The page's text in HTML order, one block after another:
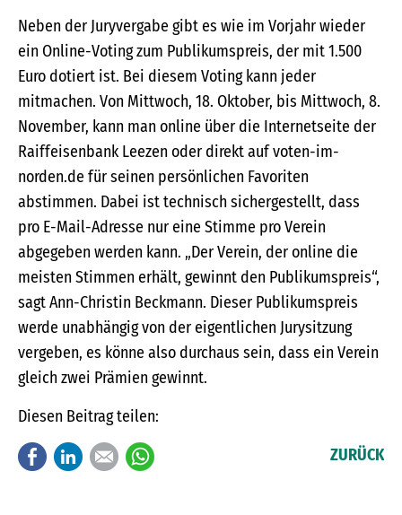
Neben der Juryvergabe gibt es wie im Vorjahr wieder
ein Online-Voting zum Publikumspreis, der mit 1.500
Euro dotiert ist. Bei diesem Voting kann jeder
mitmachen. Von Mittwoch, 18. Oktober, bis Mittwoch, 8.
November, kann man online über die Internetseite der
Raiffeisenbank Leezen oder direkt auf voten-im-
norden.de für seinen persönlichen Favoriten
abstimmen. Dabei ist technisch sichergestellt, dass
pro E-Mail-Adresse nur eine Stimme pro Verein
abgegeben werden kann. „Der Verein, der online die
meisten Stimmen erhält, gewinnt den Publikumspreis“,
sagt Ann-Christin Beckmann. Dieser Publikumspreis
werde unabhängig von der eigentlichen Jurysitzung
vergeben, es könne also durchaus sein, dass ein Verein
gleich zwei Prämien gewinnt.
Diesen Beitrag teilen:
FacebookLinkedInE-mail ZURÜCK